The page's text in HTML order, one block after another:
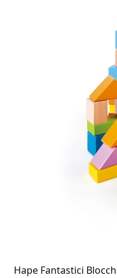
Hape Fantastici